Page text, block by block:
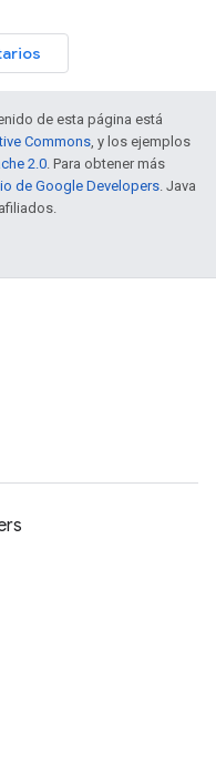
de esta página está
Commons, y los ejemplos
2.0. Para obtener más
de Google Developers. Java